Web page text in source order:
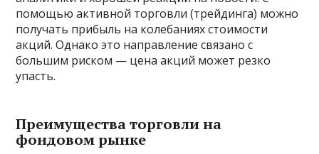
помощью активной торговли (трейдинга) можно
получать прибыль на колебаниях стоимости
акций. Однако это направление связано с
большим риском — цена акций может резко
упасть.
Преимущества торговли на
фондовом рынке